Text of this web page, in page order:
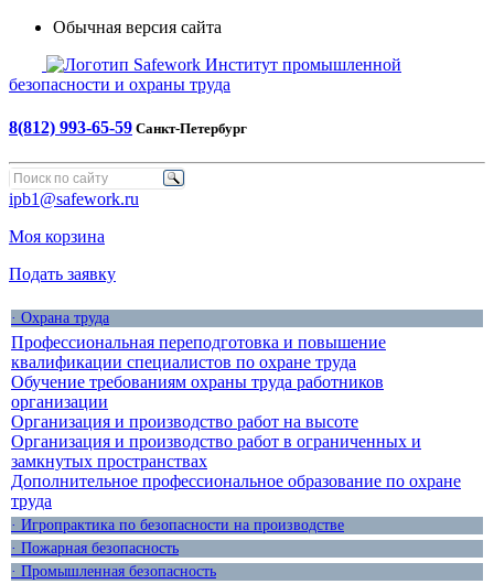
Обычная версия сайта
Safework Институт промышленной
безопасности и охраны труда
8(812) 993-65-59 Санкт-Петербург
ipb1@safework.ru
Моя корзина
Подать заявку
· Охрана труда
Профессиональная переподготовка и повышение
квалификации специалистов по охране труда
Обучение требованиям охраны труда работников
организации
Организация и производство работ на высоте
Организация и производство работ в ограниченных и
замкнутых пространствах
Дополнительное профессиональное образование по охране
труда
· Игропрактика по безопасности на производстве
· Пожарная безопасность
· Промышленная безопасность